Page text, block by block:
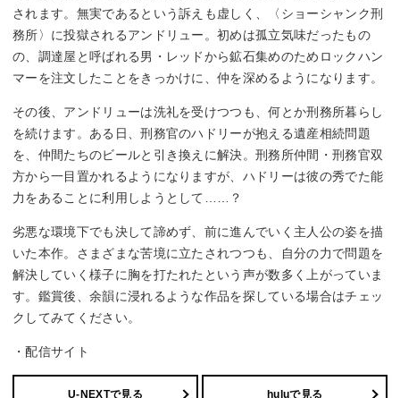
されます。無実であるという訴えも虚しく、〈ショーシャンク刑
務所〉に投獄されるアンドリュー。初めは孤立気味だったもの
の、調達屋と呼ばれる男・レッドから鉱石集めのためロックハン
マーを注文したことをきっかけに、仲を深めるようになります。
その後、アンドリューは洗礼を受けつつも、何とか刑務所暮らし
を続けます。ある日、刑務官のハドリーが抱える遺産相続問題
を、仲間たちのビールと引き換えに解決。刑務所仲間・刑務官双
方から一目置かれるようになりますが、ハドリーは彼の秀でた能
力をあることに利用しようとして……？
劣悪な環境下でも決して諦めず、前に進んでいく主人公の姿を描
いた本作。さまざまな苦境に立たされつつも、自分の力で問題を
解決していく様子に胸を打たれたという声が数多く上がっていま
す。鑑賞後、余韻に浸れるような作品を探している場合はチェッ
クしてみてください。
・配信サイト
U-NEXTで見る huluで見る